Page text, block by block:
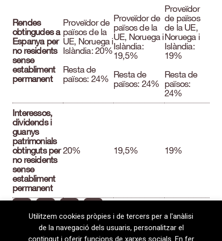
Rendes
obtingudes a
Espanya per
no residents
sense
establiment
permanent
Proveïdor de
països de la
UE, Noruega i
Islàndia: 20%
Resta de
països: 24%
Proveïdor de
països de la
UE, Noruega i
Islàndia:
19,5%
Resta de
països: 24%
Proveïdor
de països
de la UE,
Noruega i
Islàndia:
19%
Resta de
països:
24%
Interessos,
dividends i
guanys
patrimonials
obtinguts per
no residents
sense
establiment
permanent
20% 19,5% 19%
Utilitzem cookies pròpies i de tercers per a l'anàlisi
de la navegació dels usuaris, personalitzar el
contingut i oferir funcions de xarxes socials. En fer